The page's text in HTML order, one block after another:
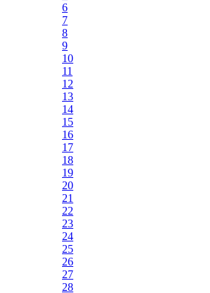
6
7
8
9
10
11
12
13
14
15
16
17
18
19
20
21
22
23
24
25
26
27
28